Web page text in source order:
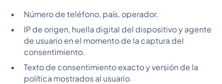
Número de teléfono, país, operador.
IP de origen, huella digital del dispositivo y agente
de usuario en el momento de la captura del
consentimiento.
Texto de consentimiento exacto y versión de la
política mostrados al usuario.